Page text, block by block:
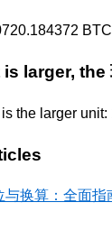
larger, the
the larger
与换算：全面指